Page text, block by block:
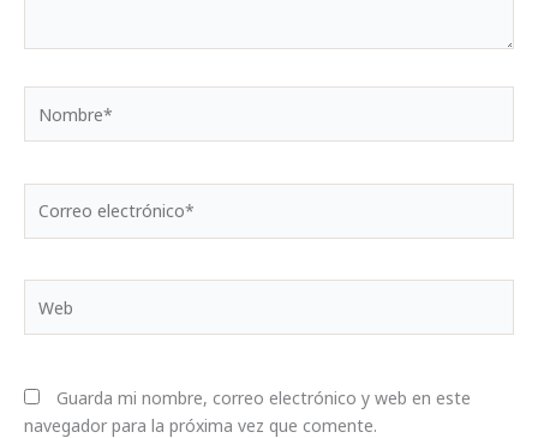
electrónico*
Guarda mi nombre, correo electrónico y web en este
navegador para la próxima vez que comente.